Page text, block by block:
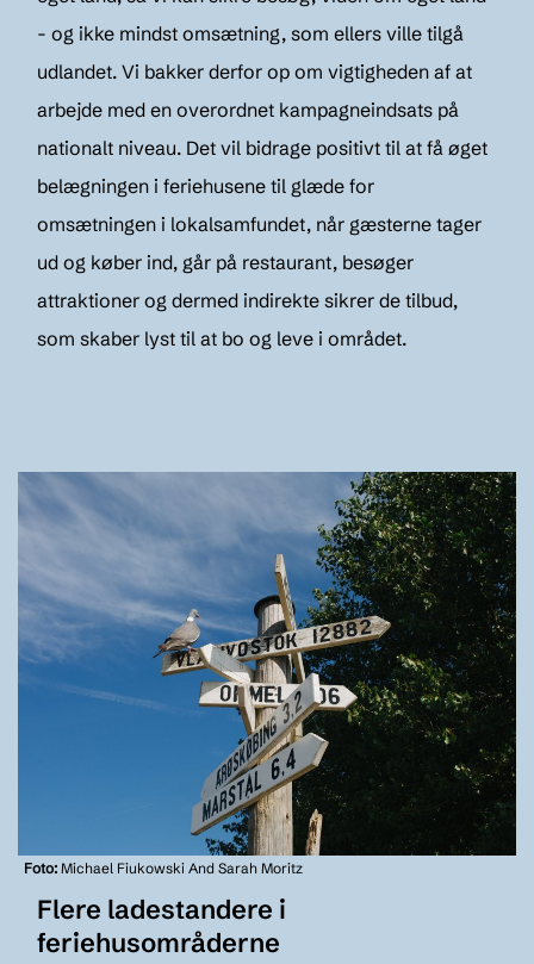
- og ikke mindst omsætning, som ellers ville tilgå
udlandet. Vi bakker derfor op om vigtigheden af at
arbejde med en overordnet kampagneindsats på
nationalt niveau. Det vil bidrage positivt til at få øget
belægningen i feriehusene til glæde for
omsætningen i lokalsamfundet, når gæsterne tager
ud og køber ind, går på restaurant, besøger
attraktioner og dermed indirekte sikrer de tilbud,
som skaber lyst til at bo og leve i området.
Foto: Michael Fiukowski And Sarah Moritz
Flere ladestandere i
feriehusområderne